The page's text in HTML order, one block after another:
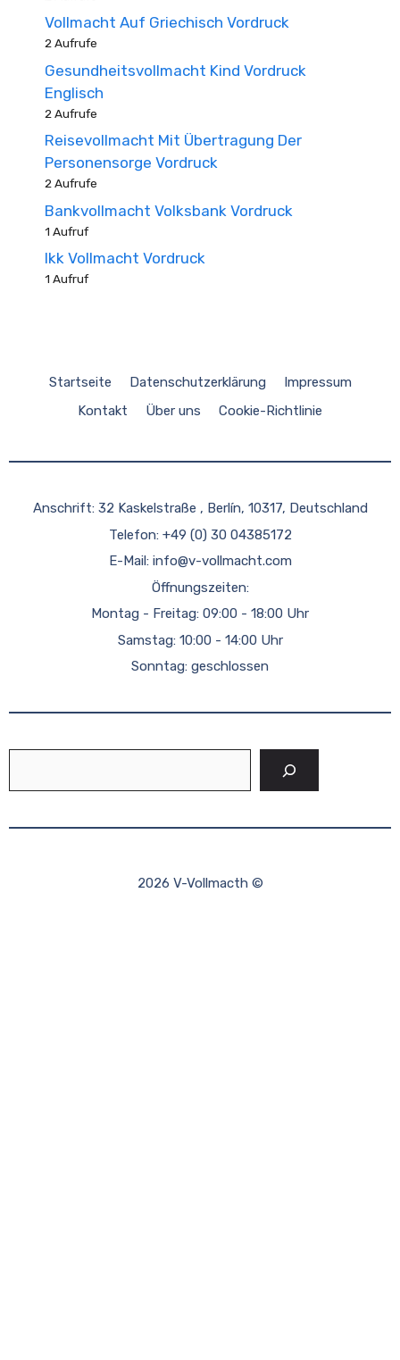
Vollmacht Auf Griechisch Vordruck
2 Aufrufe
Gesundheitsvollmacht Kind Vordruck
Englisch
2 Aufrufe
Reisevollmacht Mit Übertragung Der
Personensorge Vordruck
2 Aufrufe
Bankvollmacht Volksbank Vordruck
1 Aufruf
Ikk Vollmacht Vordruck
1 Aufruf
Startseite Datenschutzerklärung
Impressum
Kontakt
Über uns Cookie-Richtlinie
Anschrift: 32 Kaskelstraße , Berlín, 10317, Deutschland
Telefon: +49 (0) 30 04385172
E-Mail: info@v-vollmacht.com
Öffnungszeiten:
Montag - Freitag: 09:00 - 18:00 Uhr
Samstag: 10:00 - 14:00 Uhr
Sonntag: geschlossen
2026 V-Vollmacth ©